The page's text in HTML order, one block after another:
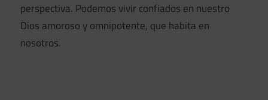
perspectiva. Podemos vivir confiados en nuestro
Dios amoroso y omnipotente, que habita en
nosotros.